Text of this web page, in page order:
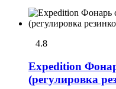
4.8
Expedition
(регулировка